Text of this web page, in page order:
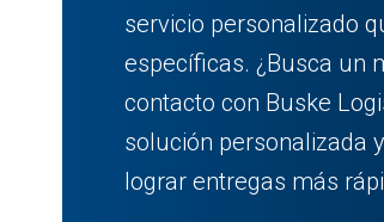
servicio personalizado
específicas. ¿Busca un
contacto con Buske
solución personalizada
lograr entregas más